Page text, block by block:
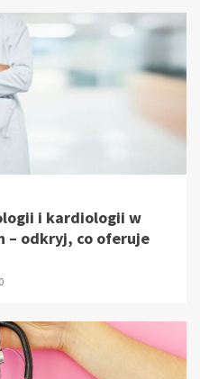
i kardiologii w
– odkryj, co oferuje